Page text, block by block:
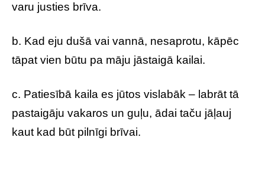
varu justies brīva.
b. Kad eju dušā vai vannā, nesaprotu, kāpēc
tāpat vien būtu pa māju jāstaigā kailai.
c. Patiesībā kaila es jūtos vislabāk – labrāt tā
pastaigāju vakaros un guļu, ādai taču jāļauj
kaut kad būt pilnīgi brīvai.